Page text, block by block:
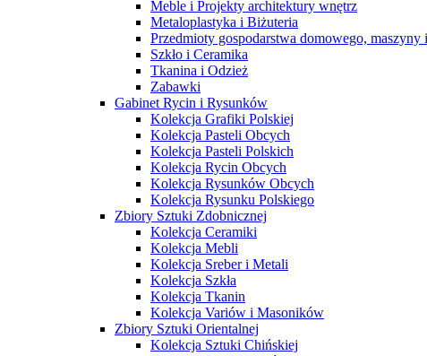
Meble i Projekty architektury wnętrz
Metaloplastyka i Biżuteria
Przedmioty gospodarstwa domowego, maszyny
Szkło i Ceramika
Tkanina i Odzież
Zabawki
Gabinet Rycin i Rysunków
Kolekcja Grafiki Polskiej
Kolekcja Pasteli Obcych
Kolekcja Pasteli Polskich
Kolekcja Rycin Obcych
Kolekcja Rysunków Obcych
Kolekcja Rysunku Polskiego
Zbiory Sztuki Zdobnicznej
Kolekcja Ceramiki
Kolekcja Mebli
Kolekcja Sreber i Metali
Kolekcja Szkła
Kolekcja Tkanin
Kolekcja Variów i Masoników
Zbiory Sztuki Orientalnej
Kolekcja Sztuki Chińskiej